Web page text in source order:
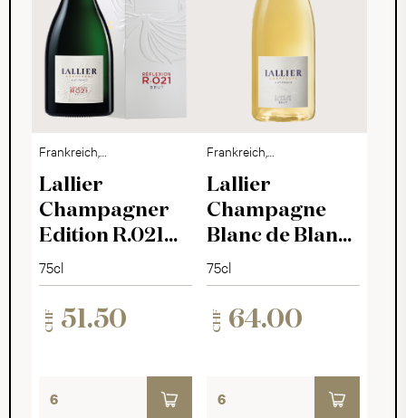
Frankreich,
Champagne
Lallier
Champagner
Edition R.021
Brut Giftbox
75cl
CHF 51.50
Frankreich,
Champagne
Lallier
Champagne
Blanc de Blancs
Brut
75cl
CHF 64.00